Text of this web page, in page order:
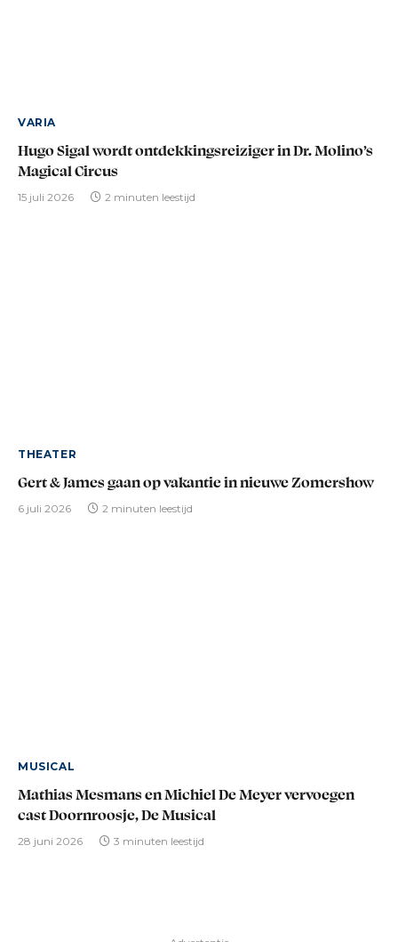
VARIA
Hugo Sigal wordt ontdekkingsreiziger in Dr. Molino’s
Magical Circus
15 juli 2026 2 minuten leestijd
THEATER
Gert & James gaan op vakantie in nieuwe Zomershow
6 juli 2026 2 minuten leestijd
MUSICAL
Mathias Mesmans en Michiel De Meyer vervoegen
cast Doornroosje, De Musical
28 juni 2026 3 minuten leestijd